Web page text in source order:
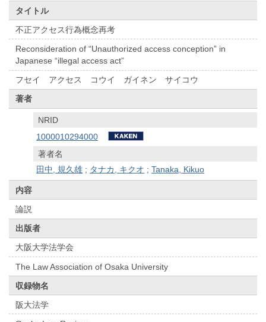
タイトル
不正アクセス行為概念再考
Reconsideration of “Unauthorized access conception” in
Japanese “illegal access act”
フセイ アクセス コウイ ガイネン サイコウ
著者
NRID
1000010294000
著者名
田中, 規久雄 ; タナカ, キクオ ;Tanaka, Kikuo
内容
論説
出版者
大阪大学法学会
The Law Association of Osaka University
収録物名
阪大法学